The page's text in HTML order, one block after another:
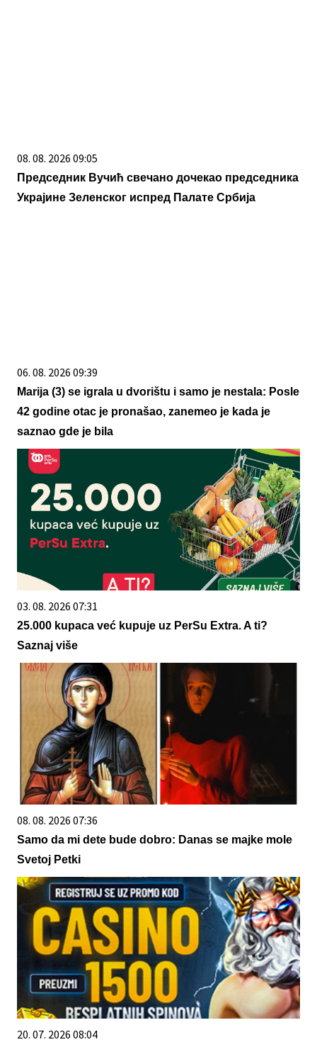
08. 08. 2026 09:05
Председник Вучић свечано дочекао председника
Украјине Зеленског испред Палате Србија
06. 08. 2026 09:39
Marija (3) se igrala u dvorištu i samo je nestala: Posle
42 godine otac je pronašao, zanemeo je kada je
saznao gde je bila
03. 08. 2026 07:31
25.000 kupaca već kupuje uz PerSu Extra. A ti?
Saznaj više
08. 08. 2026 07:36
Samo da mi dete bude dobro: Danas se majke mole
Svetoj Petki
20. 07. 2026 08:04